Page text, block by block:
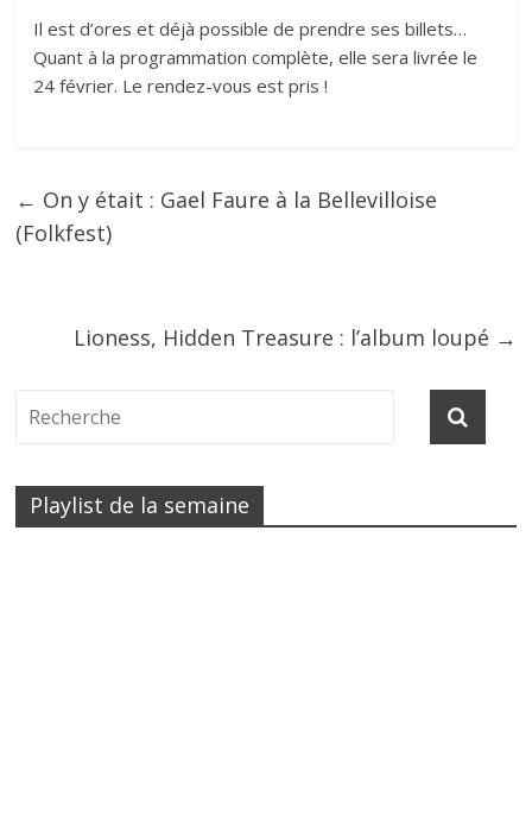
Il est d’ores et déjà possible de prendre ses billets…
Quant à la programmation complète, elle sera livrée le
24 février. Le rendez-vous est pris !
← On y était : Gael Faure à la Bellevilloise
(Folkfest)
Lioness, Hidden Treasure : l’album loupé →
Playlist de la semaine